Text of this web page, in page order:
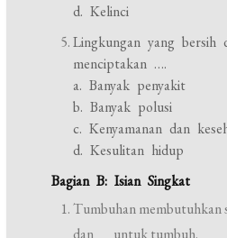
d. Kelinci
Lingkungan yang bersih
menciptakan ….
a. Banyak penyakit
b. Banyak polusi
c. Kenyamanan dan
d. Kesulitan hidup
Bagian B: Isian Singkat
Tumbuhan membutuhkan
dan
untuk tumbuh.